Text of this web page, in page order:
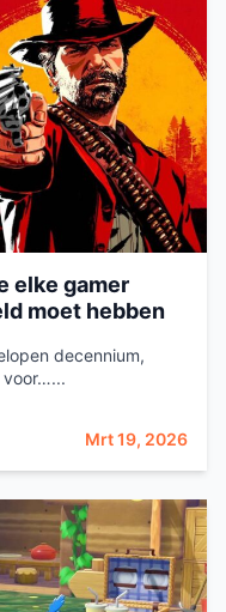
elke gamer
moet hebben
decennium,
voor…...
Mrt 19, 2026